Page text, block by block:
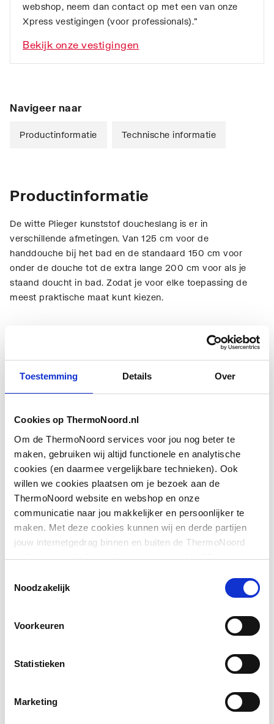
Toestemming Details Over
Cookies op ThermoNoord.nl
Om de ThermoNoord services voor jou nog beter te
maken, gebruiken wij altijd functionele en analytische
cookies (en daarmee vergelijkbare technieken). Ook
willen we cookies plaatsen om je bezoek aan de
ThermoNoord website en webshop en onze
communicatie naar jou makkelijker en persoonlijker te
maken. Met deze cookies kunnen wij en derde partijen
jouw internetgedrag binnen en buiten de ThermoNoord
website en webshop volgen en verzamelen. Hiermee
communicatie aan jouw interesses aan. We slaan je
Noodzakelijk
Voorkeuren
Statistieken
Marketing
webshop, neem dan contact op met een van onze
Xpress vestigingen (voor professionals).”
Bekijk onze vestigingen
Navigeer naar
Productinformatie Technische informatie
Productinformatie
De witte Plieger kunststof doucheslang is er in
verschillende afmetingen. Van 125 cm voor de
handdouche bij het bad en de standaard 150 cm voor
onder de douche tot de extra lange 200 cm voor als je
staand doucht in bad. Zodat je voor elke toepassing de
meest praktische maat kunt kiezen.
Materiaal slang Kunststof
Met omvlechting Nee
Kleur Wit
Lengte 1250